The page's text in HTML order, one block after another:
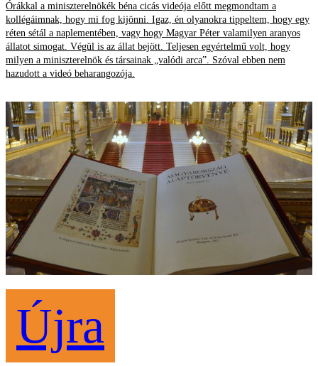
Órákkal a miniszterelnökék béna cicás videója előtt megmondtam a
kollégáimnak, hogy mi fog kijönni. Igaz, én olyanokra tippeltem, hogy egy
réten sétál a naplementében, vagy hogy Magyar Péter valamilyen aranyos
állatot simogat. Végül is az állat bejött. Teljesen egyértelmű volt, hogy
milyen a miniszterelnök és társainak „valódi arca”. Szóval ebben nem
hazudott a videó beharangozója.
Újra